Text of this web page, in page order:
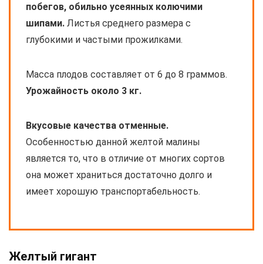
побегов, обильно усеянных колючими
шипами. Листья среднего размера с
глубокими и частыми прожилками.
Масса плодов составляет от 6 до 8 граммов.
Урожайность около 3 кг.
Вкусовые качества отменные.
Особенностью данной желтой малины
является то, что в отличие от многих сортов
она может храниться достаточно долго и
имеет хорошую транспортабельность.
Желтый гигант